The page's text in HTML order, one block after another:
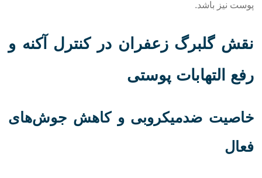
پوست نیز باشد.
نقش گلبرگ زعفران در کنترل آکنه و
رفع التهابات پوستی
خاصیت ضدمیکروبی و کاهش جوش‌های
فعال